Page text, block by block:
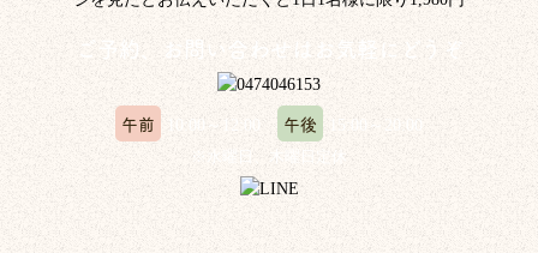
ご予約、お問い合わせはお気軽にどうぞ
午前 10:00～12:00 午後
15:00～20:00
※水曜日、木曜日定休